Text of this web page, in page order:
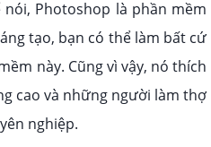
Photoshop là phần mềm
tạo, bạn có thể làm bất cứ
này. Cũng vì vậy, nó thích
cao và những người làm thợ
nghiệp.